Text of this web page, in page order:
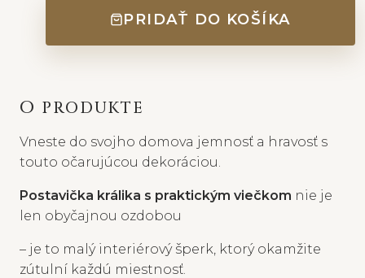
PRIDAŤ DO KOŠÍKA
O PRODUKTE
Vneste do svojho domova jemnosť a hravosť s
touto očarujúcou dekoráciou.
Postavička králika s praktickým viečkom nie je
len obyčajnou ozdobou
– je to malý interiérový šperk, ktorý okamžite
zútulní každú miestnosť.